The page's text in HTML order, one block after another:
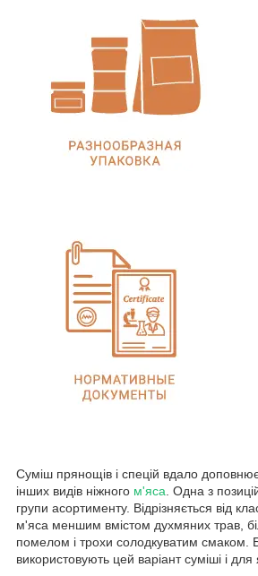
Суміш прянощів і спецій вдало
інших видів ніжного м'яса . Одна з
групи асортименту. Відрізняється від
м'яса меншим вмістом духмяних трав,
помелом і трохи солодкуватим смаком.
використовують цей варіант суміші і для